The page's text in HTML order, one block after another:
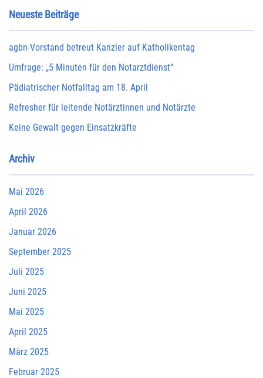
Neueste Beiträge
agbn-Vorstand betreut Kanzler auf Katholikentag
Umfrage: „5 Minuten für den Notarztdienst“
Pädiatrischer Notfalltag am 18. April
Refresher für leitende Notärztinnen und Notärzte
Keine Gewalt gegen Einsatzkräfte
Archiv
Mai 2026
April 2026
Januar 2026
September 2025
Juli 2025
Juni 2025
Mai 2025
April 2025
März 2025
Februar 2025